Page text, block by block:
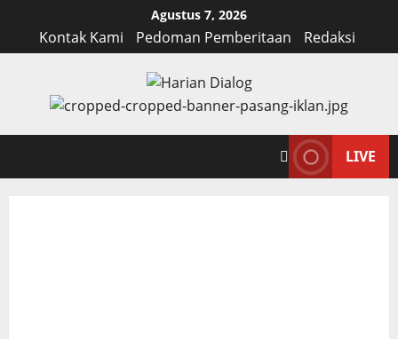
content
Agustus 7, 2026
Kontak Kami Pedoman Pemberitaan Redaksi
LIVE